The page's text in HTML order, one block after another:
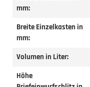
mm:
Breite Einzelkasten in
mm:
Volumen in Liter:
Höhe